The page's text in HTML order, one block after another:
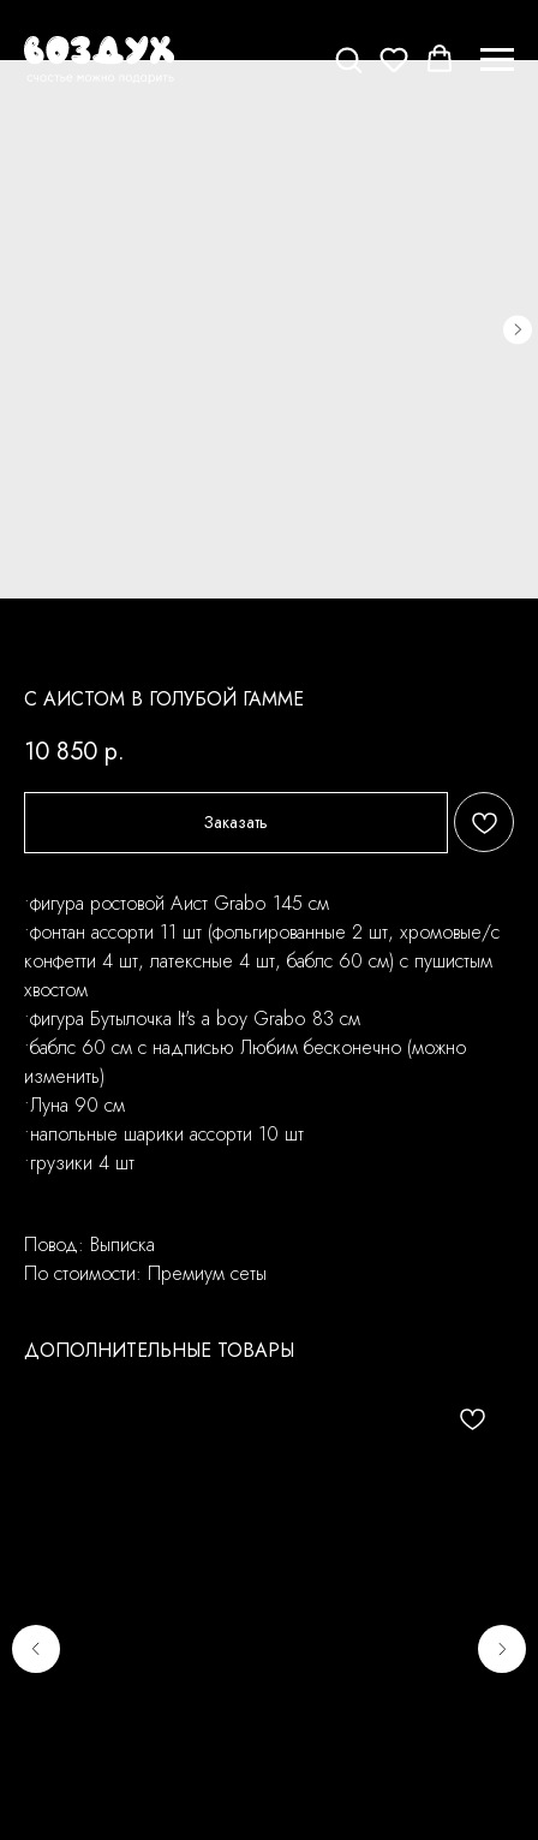
С АИСТОМ В ГОЛУБОЙ ГАММЕ
10 850 р.
Заказать
•фигура ростовой Аист Grabo 145 см
•фонтан ассорти 11 шт (фольгированные 2 шт, хромовые/с
конфетти 4 шт, латексные 4 шт, баблс 60 см) с пушистым
хвостом
•фигура Бутылочка It's a boy Grabo 83 см
•баблс 60 см с надписью Любим бесконечно (можно
изменить)
•Луна 90 см
•напольные шарики ассорти 10 шт
•грузики 4 шт
Повод: Выписка
По стоимости: Премиум сеты
ДОПОЛНИТЕЛЬНЫЕ ТОВАРЫ